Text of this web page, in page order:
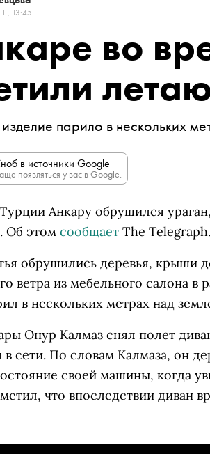
13:45
во
парило в нескольких
в источники Google
появляться у вас в Google.
Анкару обрушился
Об этом сообщает The Telegraph.
обрушились деревья, крыши
ветра из мебельного салона
в нескольких метрах над
Онур Калмаз снял полет
в сети. По словам Калмаза, он
своей машины, когда
что впоследствии диван